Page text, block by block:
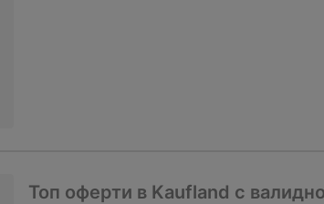
Топ оферти в Kaufland с